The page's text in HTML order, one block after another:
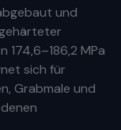
und
MPa
sich für
Grabmale und